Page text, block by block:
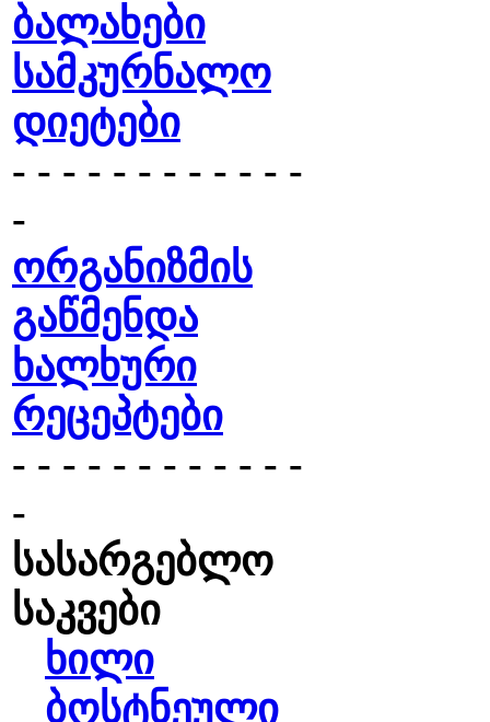
ბალახები
სამკურნალო
დიეტები
- - - - - - - - - - - -
-
ორგანიზმის
გაწმენდა
ხალხური
რეცეპტები
- - - - - - - - - - - -
-
სასარგებლო
საკვები
ხილი
ბოსტნეული